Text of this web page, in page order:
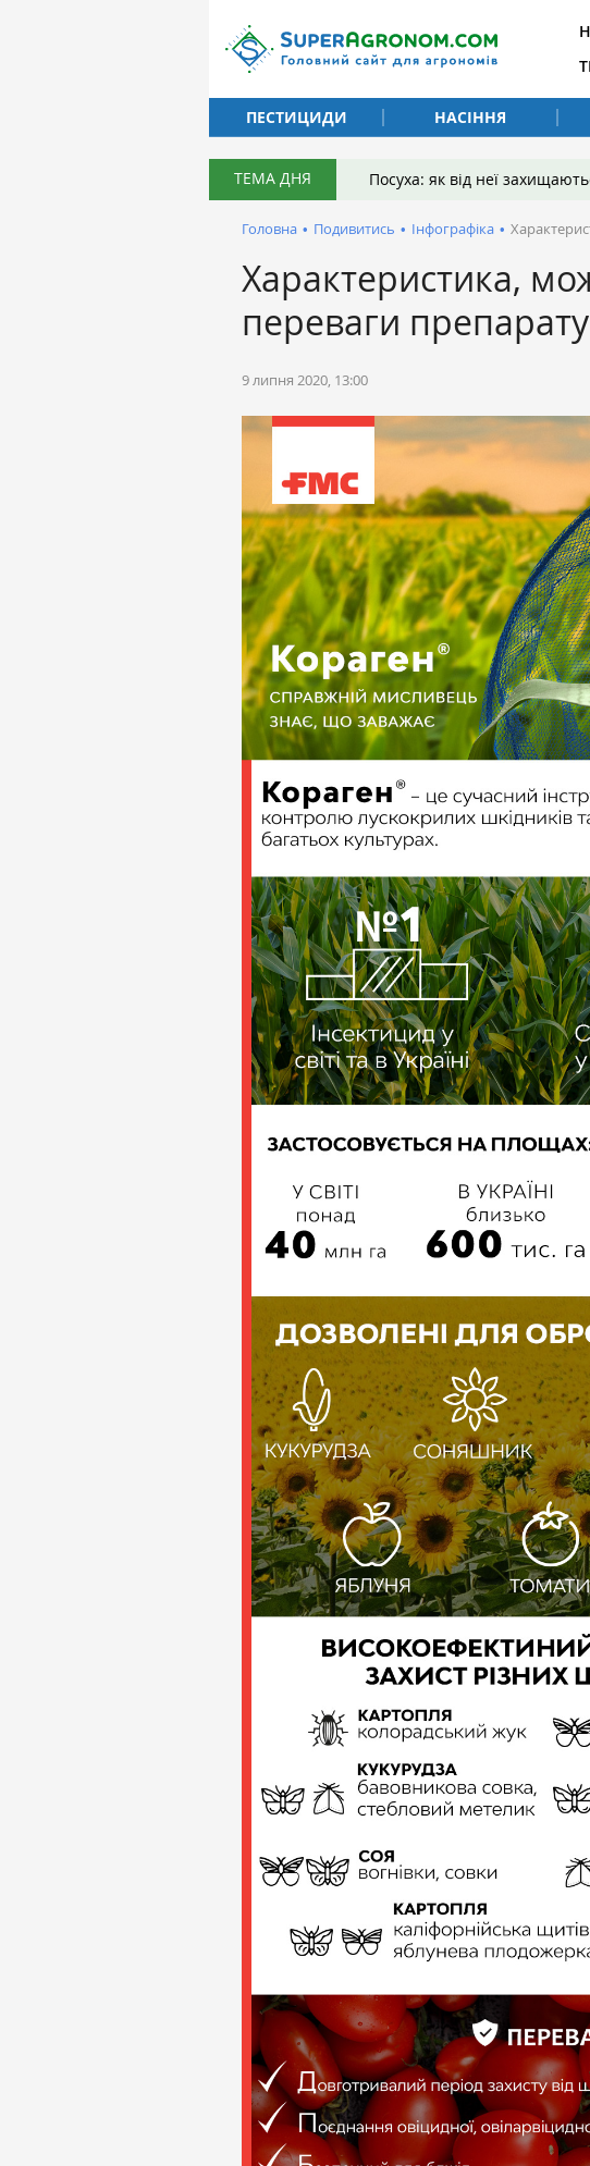
ПЕСТИЦИДИ
НАСІННЯ
ТЕМА ДНЯ Посуха: як від неї
Головна • Подивитись • Інфографіка •
Хaрaктеристикa,
перевaги
9 липня 2020, 13:00